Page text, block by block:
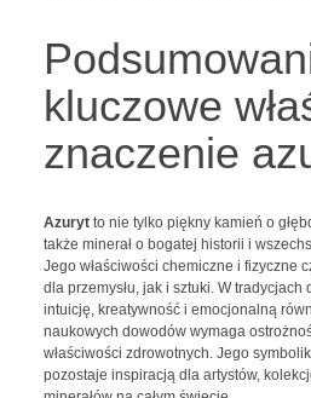
kluczowe
znaczenie
Azurytto nie tylko piękny kamień o
także minerał o bogatej historii i
Jego właściwości chemiczne i fizyczne
dla przemysłu, jak i sztuki. W
intuicję, kreatywność i emocjonalną
naukowych dowodów wymaga
właściwości zdrowotnych. Jego
pozostaje inspiracją dla artystów,